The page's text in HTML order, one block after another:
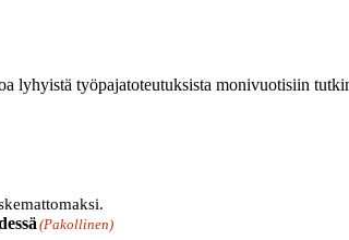
lyhyistä työpajatoteutuksista monivuotisiin
(Pakollinen)